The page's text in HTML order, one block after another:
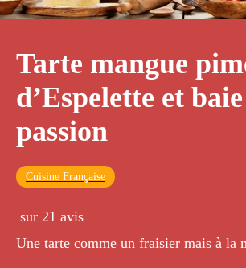
Tarte mangue
d’Espelette et
passion
Cuisine Française
sur 21 avis
Une tarte comme un fraisier mais à la